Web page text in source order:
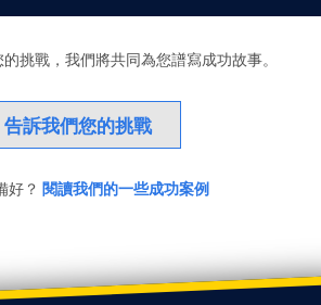
挑戰，我們將共同為您譜寫成功故事。
告訴我們您的挑戰
好？ 閱讀我們的一些成功案例